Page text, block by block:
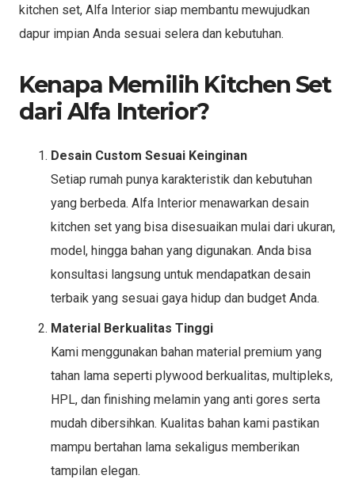
kitchen set, Alfa Interior siap membantu mewujudkan
dapur impian Anda sesuai selera dan kebutuhan.
Kenapa Memilih Kitchen Set
dari Alfa Interior?
Desain Custom Sesuai Keinginan
Setiap rumah punya karakteristik dan kebutuhan
yang berbeda. Alfa Interior menawarkan desain
kitchen set yang bisa disesuaikan mulai dari ukuran,
model, hingga bahan yang digunakan. Anda bisa
konsultasi langsung untuk mendapatkan desain
terbaik yang sesuai gaya hidup dan budget Anda.
Material Berkualitas Tinggi
Kami menggunakan bahan material premium yang
tahan lama seperti plywood berkualitas, multipleks,
HPL, dan finishing melamin yang anti gores serta
mudah dibersihkan. Kualitas bahan kami pastikan
mampu bertahan lama sekaligus memberikan
tampilan elegan.